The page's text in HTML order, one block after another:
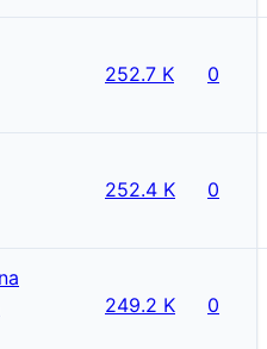
252.7 K 0
252.4 K 0
249.2 K 0